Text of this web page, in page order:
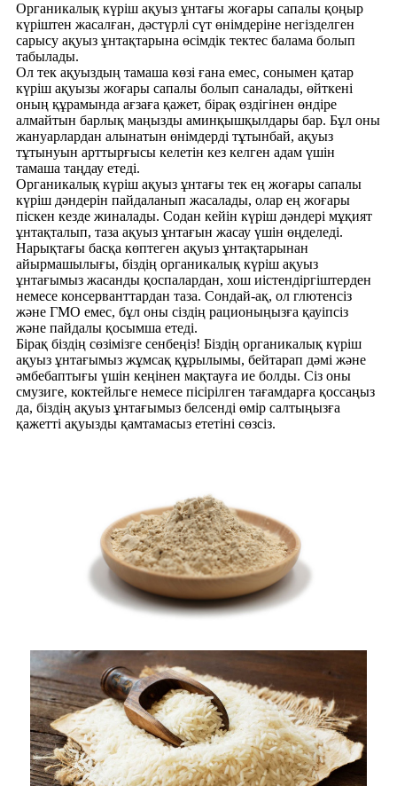
Органикалық күріш ақуыз ұнтағы жоғары сапалы қоңыр
күріштен жасалған, дәстүрлі сүт өнімдеріне негізделген
сарысу ақуыз ұнтақтарына өсімдік тектес балама болып
табылады.
Ол тек ақуыздың тамаша көзі ғана емес, сонымен қатар
күріш ақуызы жоғары сапалы болып саналады, өйткені
оның құрамында ағзаға қажет, бірақ өздігінен өндіре
алмайтын барлық маңызды аминқышқылдары бар. Бұл оны
жануарлардан алынатын өнімдерді тұтынбай, ақуыз
тұтынуын арттырғысы келетін кез келген адам үшін
тамаша таңдау етеді.
Органикалық күріш ақуыз ұнтағы тек ең жоғары сапалы
күріш дәндерін пайдаланып жасалады, олар ең жоғары
піскен кезде жиналады. Содан кейін күріш дәндері мұқият
ұнтақталып, таза ақуыз ұнтағын жасау үшін өңделеді.
Нарықтағы басқа көптеген ақуыз ұнтақтарынан
айырмашылығы, біздің органикалық күріш ақуыз
ұнтағымыз жасанды қоспалардан, хош иістендіргіштерден
немесе консерванттардан таза. Сондай-ақ, ол глютенсіз
және ГМО емес, бұл оны сіздің рационыңызға қауіпсіз
және пайдалы қосымша етеді.
Бірақ біздің сөзімізге сенбеңіз! Біздің органикалық күріш
ақуыз ұнтағымыз жұмсақ құрылымы, бейтарап дәмі және
әмбебаптығы үшін кеңінен мақтауға ие болды. Сіз оны
смузиге, коктейльге немесе пісірілген тағамдарға қоссаңыз
да, біздің ақуыз ұнтағымыз белсенді өмір салтыңызға
қажетті ақуызды қамтамасыз ететіні сөзсіз.